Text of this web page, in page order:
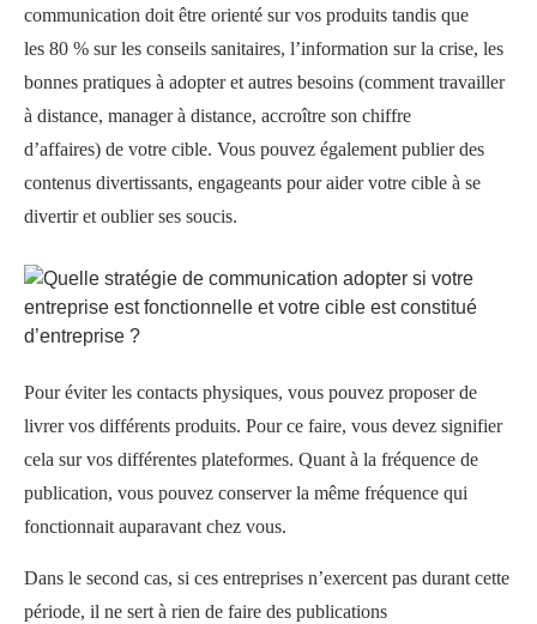
communication doit être orienté sur vos produits tandis que
les 80 % sur les conseils sanitaires, l’information sur la crise, les
bonnes pratiques à adopter et autres besoins (comment travailler
à distance, manager à distance, accroître son chiffre
d’affaires) de votre cible. Vous pouvez également publier des
contenus divertissants, engageants pour aider votre cible à se
divertir et oublier ses soucis.
Pour éviter les contacts physiques, vous pouvez proposer de
livrer vos différents produits. Pour ce faire, vous devez signifier
cela sur vos différentes plateformes. Quant à la fréquence de
publication, vous pouvez conserver la même fréquence qui
fonctionnait auparavant chez vous.
Dans le second cas, si ces entreprises n’exercent pas durant cette
période, il ne sert à rien de faire des publications